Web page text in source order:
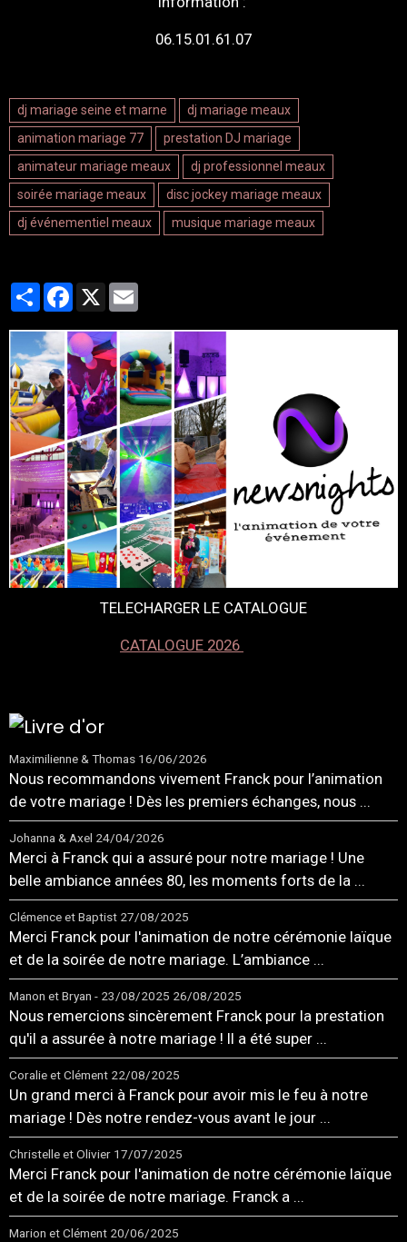
06.15.01.61.07
dj mariage seine et marne
dj mariage meaux
animation mariage 77
prestation DJ mariage
animateur mariage meaux
dj professionnel meaux
soirée mariage meaux
disc jockey mariage meaux
dj événementiel meaux
musique mariage meaux
PartagerFacebook
X
TELECHARGER LE CATALOGUE
CATALOGUE 2026
Maximilienne & Thomas 16/06/2026
Nous recommandons vivement Franck pour l’animation
de votre mariage ! Dès les premiers échanges, nous ...
Johanna & Axel 24/04/2026
Merci à Franck qui a assuré pour notre mariage ! Une
belle ambiance années 80, les moments forts de la ...
Clémence et Baptist 27/08/2025
Merci Franck pour l'animation de notre cérémonie laïque
et de la soirée de notre mariage. L’ambiance ...
Manon et Bryan - 23/08/2025 26/08/2025
Nous remercions sincèrement Franck pour la prestation
qu'il a assurée à notre mariage ! Il a été super ...
Coralie et Clément 22/08/2025
Un grand merci à Franck pour avoir mis le feu à notre
mariage ! Dès notre rendez-vous avant le jour ...
Christelle et Olivier 17/07/2025
Merci Franck pour l'animation de notre cérémonie laïque
et de la soirée de notre mariage. Franck a ...
Marion et Clément 20/06/2025